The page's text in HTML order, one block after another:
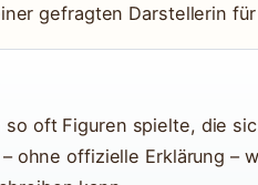
gefragten Darstellerin
so oft Figuren spielte, die
ohne offizielle Erklärung –